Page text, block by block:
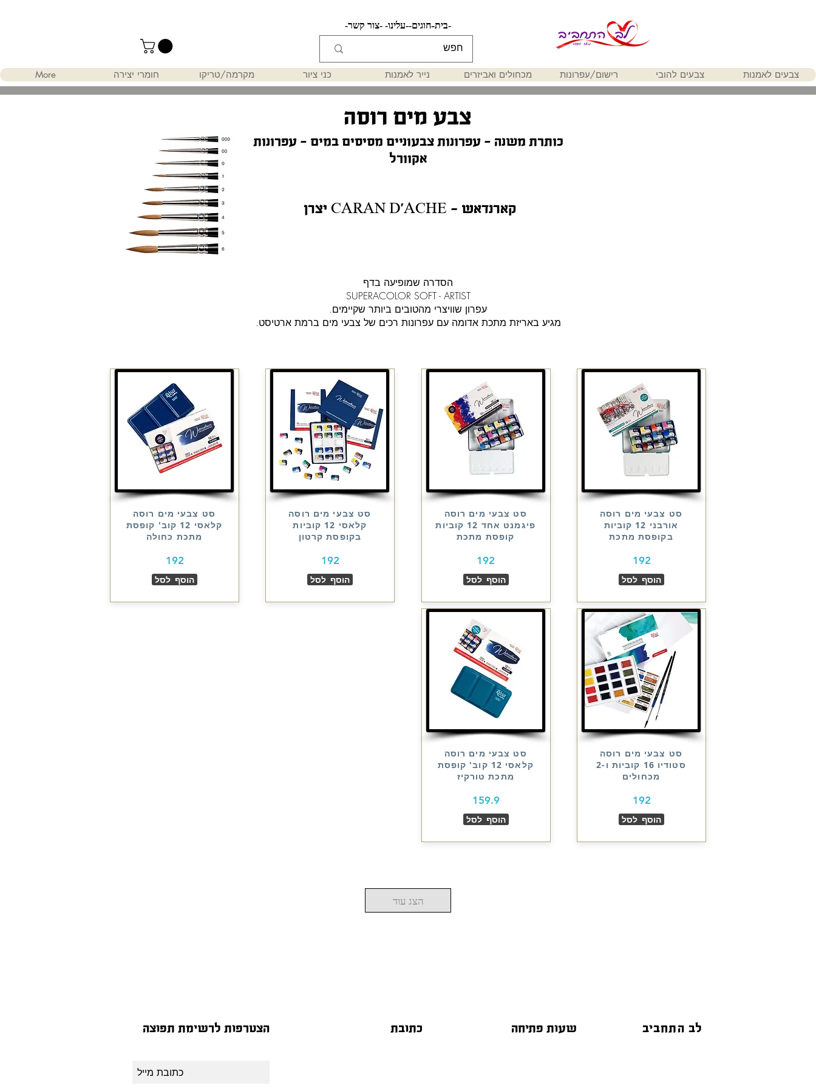
-צור קשר- -עלינו- -חוגים- -בית-
צבעים לאמנות צבעים להובי רישום/עפרונות מכחולים ואביזרים נייר לאמנות כני ציור מקרמה/טריקו חומרי יצירה More
צבע מים רוסה
כותרת משנה - עפרונות צבעוניים מסיסים במים - עפרונות
אקוורל
יצרן CARAN D'ACHE - קארנדאש
הסדרה שמופיעה בדף
SUPERACOLOR SOFT - ARTIST
עפרון שוויצרי מהטובים ביותר שקיימים.
מגיע באריזת מתכת אדומה עם עפרונות רכים של צבעי מים ברמת ארטיסט.
סט צבעי מים רוסה
אורבני 12 קוביות
בקופסת מתכת
192
הוסף לסל
סט צבעי מים רוסה
סטודיו 16 קוביות ו-2
מכחולים
192
הוסף לסל
סט צבעי מים רוסה
פיגמנט אחד 12 קוביות
קופסת מתכת
192
הוסף לסל
סט צבעי מים רוסה
קלאסי 12 קוב' קופסת
מתכת טורקיז
159.9
הוסף לסל
סט צבעי מים רוסה
קלאסי 12 קוביות
בקופסת קרטון
192
הוסף לסל
סט צבעי מים רוסה
קלאסי 12 קוב' קופסת
מתכת כחולה
192
הוסף לסל
הצג עוד
הצטרפות לרשימת תפוצה כתובת שעות פתיחה לב התחביב